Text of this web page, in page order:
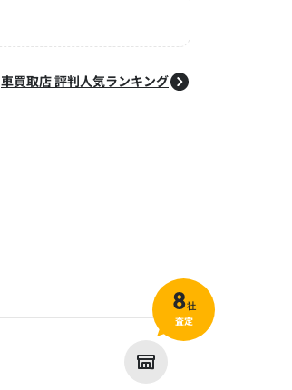
車買取店 評判人気ランキング
8社
査定